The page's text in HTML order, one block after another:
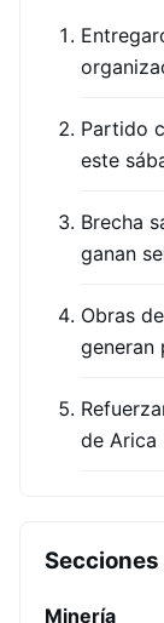
Partido
este
Brecha
ganan
Obras
generan
de Arica
Secciones
Minería